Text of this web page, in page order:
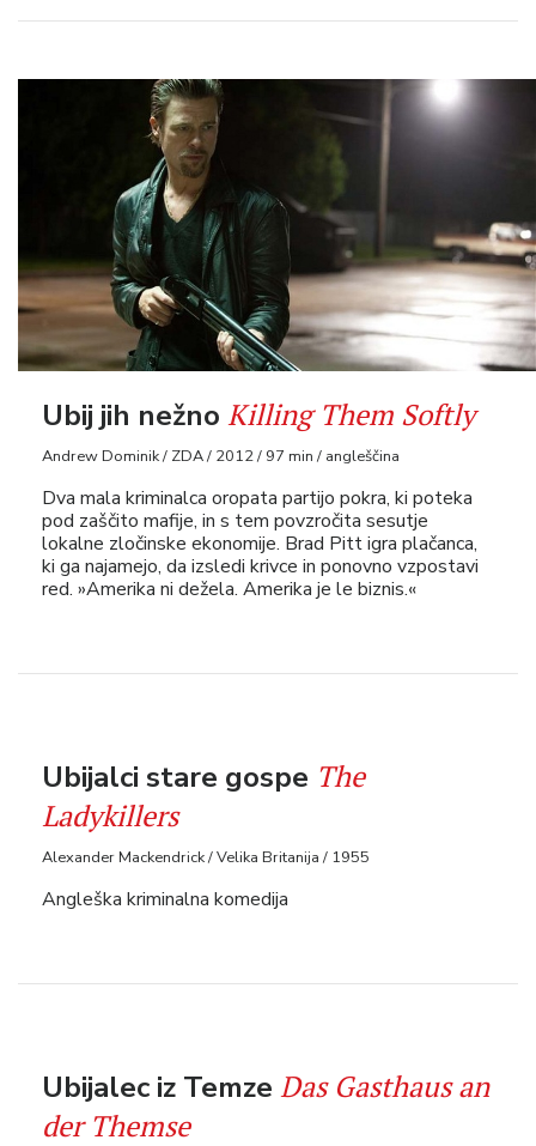
Ubij jih nežno Killing Them Softly
Andrew Dominik / ZDA / 2012 / 97 min / angleščina
Dva mala kriminalca oropata partijo pokra, ki poteka
pod zaščito mafije, in s tem povzročita sesutje
lokalne zločinske ekonomije. Brad Pitt igra plačanca,
ki ga najamejo, da izsledi krivce in ponovno vzpostavi
red. »Amerika ni dežela. Amerika je le biznis.«
Ubijalci stare gospe The
Ladykillers
Alexander Mackendrick / Velika Britanija / 1955
Angleška kriminalna komedija
Ubijalec iz Temze Das Gasthaus an
der Themse